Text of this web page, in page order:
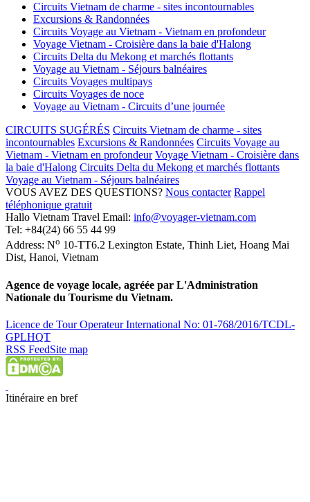
Circuits Vietnam de charme - sites incontournables
Excursions & Randonnées
Circuits Voyage au Vietnam - Vietnam en profondeur
Voyage Vietnam - Croisière dans la baie d'Halong
Circuits Delta du Mekong et marchés flottants
Voyage au Vietnam - Séjours balnéaires
Circuits Voyages multipays
Circuits Voyages de noce
Voyage au Vietnam - Circuits d’une journée
CIRCUITS SUGÉRÉS Circuits Vietnam de charme - sites
incontournables Excursions & Randonnées Circuits Voyage au
Vietnam - Vietnam en profondeur Voyage Vietnam - Croisière dans
la baie d'Halong Circuits Delta du Mekong et marchés flottants
Voyage au Vietnam - Séjours balnéaires
VOUS AVEZ DES QUESTIONS? Nous contacter Rappel
téléphonique gratuit
Hallo Vietnam Travel Email: info@voyager-vietnam.com
Tel: +84(24) 66 55 44 99
Address: No 10-TT6.2 Lexington Estate, Thinh Liet, Hoang Mai
Dist, Hanoi, Vietnam
Agence de voyage locale, agréée par L'Administration
Nationale du Tourisme du Vietnam.
Licence de Tour Operateur International No: 01-768/2016/TCDL-
GPLHQT
RSS FeedSite map
Itinéraire en bref